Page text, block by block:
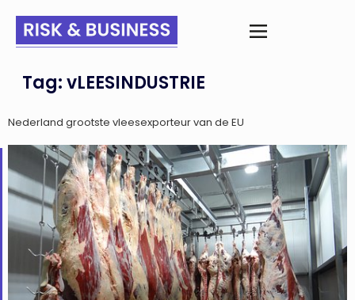
Tag:vLEESINDUSTRIE
Nederland grootste vleesexporteur van de EU